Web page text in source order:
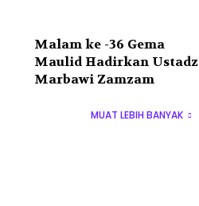
Malam ke -36 Gema
Maulid Hadirkan Ustadz
Marbawi Zamzam
MUAT LEBIH BANYAK